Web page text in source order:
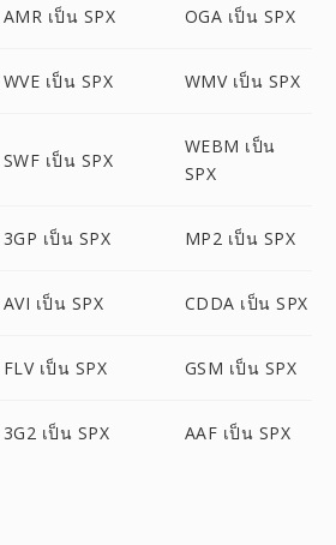
AMR เป็น SPX OGA เป็น SPX
WVE เป็น SPX WMV เป็น SPX
SWF เป็น SPX
WEBM เป็น
SPX
3GP เป็น SPX MP2 เป็น SPX
AVI เป็น SPX CDDA เป็น SPX
FLV เป็น SPX GSM เป็น SPX
3G2 เป็น SPX AAF เป็น SPX